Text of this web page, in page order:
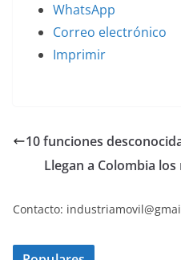
WhatsApp
Correo electrónico
Imprimir
10 funciones
Llegan a Colombia
Contacto: